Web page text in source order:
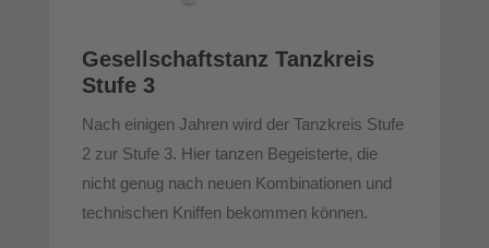
Gesellschaftstanz Tanzkreis
Stufe 3
Nach einigen Jahren wird der Tanzkreis Stufe
2 zur Stufe 3. Hier tanzen Begeisterte, die
nicht genug nach neuen Kombinationen und
technischen Kniffen bekommen können.